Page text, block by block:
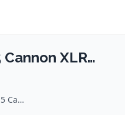
XLR
MX/775-5 Cannon XLR Maschio / Cannon XLR Femmina 5 mt